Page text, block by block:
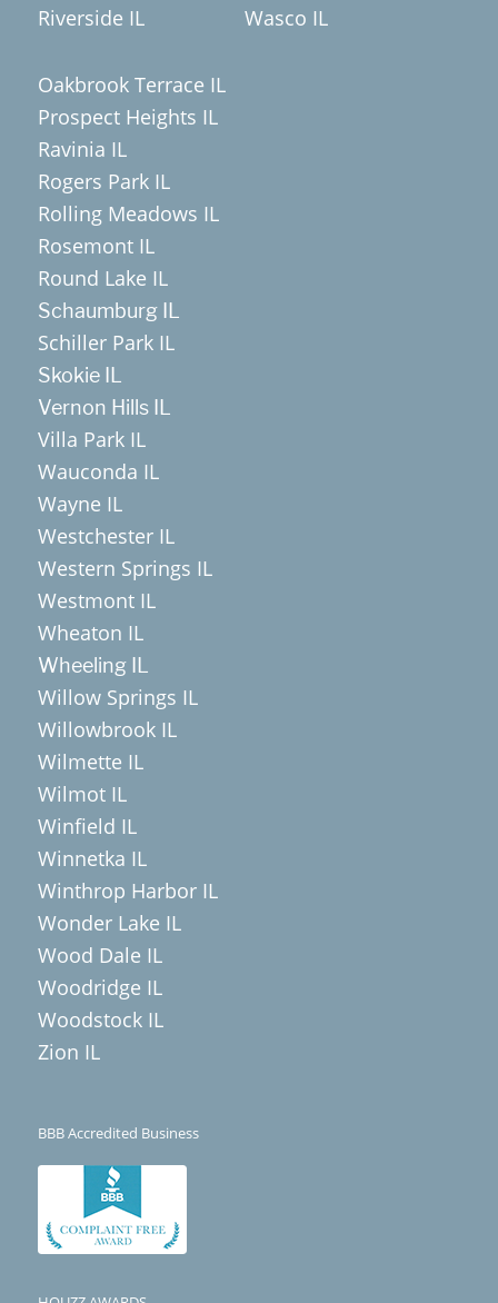
Riverside IL
Wasco IL
Oakbrook Terrace IL
Prospect Heights IL
Ravinia IL
Rogers Park IL
Rolling Meadows IL
Rosemont IL
Round Lake IL
Schaumburg IL
Schiller Park IL
Skokie IL
Vernon Hills IL
Villa Park IL
Wauconda IL
Wayne IL
Westchester IL
Western Springs IL
Westmont IL
Wheaton IL
Wheeling IL
Willow Springs IL
Willowbrook IL
Wilmette IL
Wilmot IL
Winfield IL
Winnetka IL
Winthrop Harbor IL
Wonder Lake IL
Wood Dale IL
Woodridge IL
Woodstock IL
Zion IL
BBB Accredited Business